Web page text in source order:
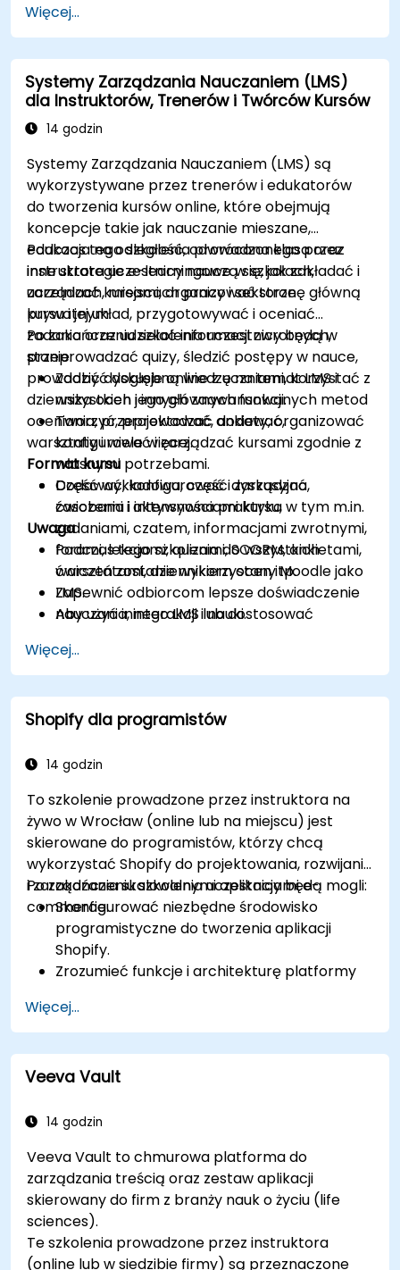
Magento.
Rozwijać funkcjonalny i solidny sklep
internetowy poprzez dostosowywanie
komponentów i modułów Magento.
Wdrożyć praktyki zwiększające
bezpieczeństwo w Magento, aby zmniejszyć
cyberzagrożenia.
Więcej...
Systemy Zarządzania Nauczaniem (LMS)
dla Instruktorów, Trenerów i Twórców Kursów
14 godzin
Systemy Zarządzania Nauczaniem (LMS) są
wykorzystywane przez trenerów i edukatorów
do tworzenia kursów online, które obejmują
koncepcje takie jak nauczanie mieszane,
edukacja na odległość, odwrócona klasa oraz
inne strategie e-learningowe w szkołach,
uczelniach, miejscach pracy i sektorze
prywatnym.
Podczas tego szkolenia prowadzonego przez
instruktora uczestnicy nauczą się, jak zakładać i
zarządzać kursami, organizować stronę główną
kursu i jej układ, przygotowywać i oceniać
zadania oraz udzielać informacji zwrotnych,
przeprowadzać quizy, śledzić postępy w nauce,
prowadzić dyskusje online z uczniami, korzystać z
dziennika ocen i innych zaawansowanych metod
oceniania, przeprowadzać ankiety, organizować
warsztaty i wiele więcej.
Po zakończeniu szkolenia uczestnicy będą w
stanie:
Zdobyć dogłębną wiedzę na temat LMS i
wszystkich jego głównych funkcji.
Tworzyć, projektować, dodawać,
konfigurować i zarządzać kursami zgodnie z
własnymi potrzebami.
Dodawać, konfigurować i zarządzać
zasobami i aktywnościami kursu, w tym m.in.
zadaniami, czatem, informacjami zwrotnymi,
forami, lekcjami, quizami, SCORM, ankietami,
warsztatami, dziennikiem ocen itp.
Zapewnić odbiorcom lepsze doświadczenie
nauczania, interakcji i nauki.
Format kursu
Część wykładowa, część dyskusyjna,
ćwiczenia i intensywna praktyka
Uwaga
Podczas tego szkolenia do wszystkich
ćwiczeń zostanie wykorzystany Moodle jako
LMS.
Aby użyć innego LMS lub dostosować
prosimy o kontakt w celu uzgodnienia.
Więcej...
Shopify dla programistów
14 godzin
To szkolenie prowadzone przez instruktora na
żywo w Wrocław (online lub na miejscu) jest
skierowane do programistów, którzy chcą
wykorzystać Shopify do projektowania, rozwijania
i zarządzania skalowalnymi aplikacjami e-
commerce.
Po zakończeniu szkolenia uczestnicy będą mogli:
Skonfigurować niezbędne środowisko
programistyczne do tworzenia aplikacji
Shopify.
Zrozumieć funkcje i architekturę platformy
Poznać podstawy e-commerce i sposób
budowania biznesu z wykorzystaniem
Shopify.
Nauczyć się tworzyć aplikację Shopify przy
GraphQL.
rozszerzania i skalowania funkcjonalności
aplikacji Shopify.
Poznać narzędzia i najlepsze praktyki w
tworzeniu aplikacji Shopify.
Więcej...
Veeva Vault
14 godzin
Veeva Vault to chmurowa platforma do
zarządzania treścią oraz zestaw aplikacji
skierowany do firm z branży nauk o życiu (life
sciences).
Te szkolenia prowadzone przez instruktora
(online lub w siedzibie firmy) są przeznaczone